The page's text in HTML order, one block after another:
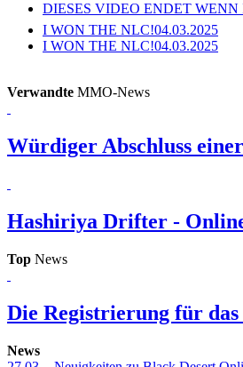
DIESES VIDEO ENDET
I WON THE NLC!04.03.2025
I WON THE NLC!04.03.2025
Verwandte MMO-News
Würdiger Abschluss
Hashiriya Drifter -
Top News
Die Registrierung für
News